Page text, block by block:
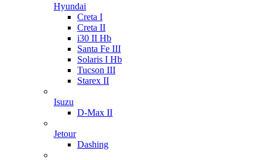
Hyundai
Creta I
Creta II
i30 II Hb
Santa Fe III
Solaris I Hb
Tucson III
Starex II
Isuzu
D-Max II
Jetour
Dashing